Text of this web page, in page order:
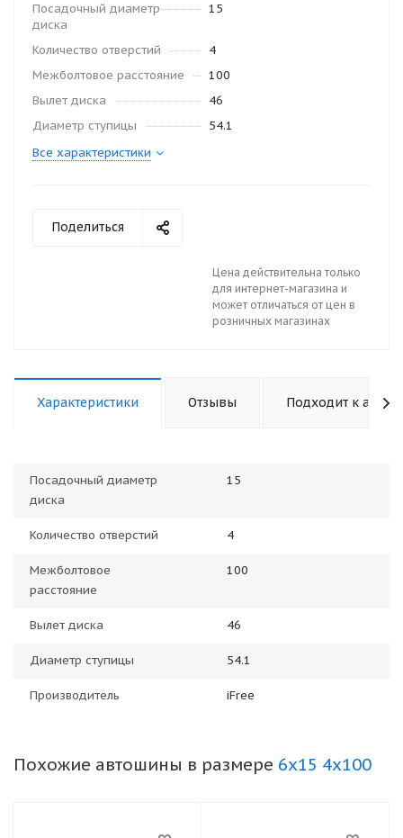
Посадочный диаметр
диска
15
Количество отверстий
4
Межболтовое расстояние
100
Вылет диска
46
Диаметр ступицы
54.1
Все характеристики
Поделиться
Цена действительна только
для интернет-магазина и
может отличаться от цен в
розничных магазинах
Характеристики Отзывы Подходит к авто
Посадочный диаметр
диска
15
Количество отверстий 4
Межболтовое
расстояние
100
Вылет диска 46
Диаметр ступицы 54.1
Производитель iFree
Похожие автошины в размере 6x15 4x100